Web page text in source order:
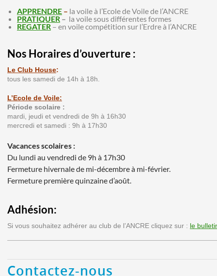
APPRENDRE – la voile à l’Ecole de Voile de l’ANCRE
PRATIQUER – la voile sous différentes formes
REGATER – en voile compétition sur l’Erdre à l’ANCRE
Nos Horaires d’ouverture :
Le Club House:
tous les samedi de 14h à 18h.
L’Ecole de Voile:
Période scolaire :
mardi, jeudi et vendredi de 9h à 16h30
mercredi et samedi : 9h à 17h30
Vacances scolaires :
Du lundi au vendredi de 9h à 17h30
Fermeture hivernale de mi-décembre à mi-février.
Fermeture première quinzaine d’août.
Adhésion:
Si vous souhaitez adhérer au club de l’ANCRE cliquez sur : le
Contactez-nous